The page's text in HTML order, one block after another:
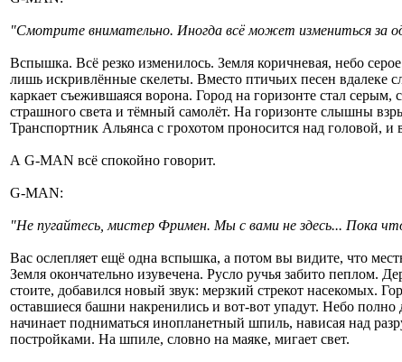
"Смотрите внимательно. Иногда всё может измениться за
Вспышка. Всё резко изменилось. Земля коричневая, небо
лишь искривлённые скелеты. Вместо птичьих песен вдалеке
каркает съежившаяся ворона. Город на горизонте стал
страшного света и тёмный самолёт. На горизонте слышны
Транспортник Альянса с грохотом проносится над головой,
А G-MAN всё спокойно говорит.
G-MAN:
"Не пугайтесь, мистер Фримен. Мы с вами не здесь... Пока
Вас ослепляет ещё одна вспышка, а потом вы видите, что
Земля окончательно изувечена. Русло ручья забито пеплом.
стоите, добавился новый звук: мерзкий стрекот насекомых.
оставшиеся башни накренились и вот-вот упадут. Небо полно
начинает подниматься инопланетный шпиль, нависая над
постройками. На шпиле, словно на маяке, мигает свет.